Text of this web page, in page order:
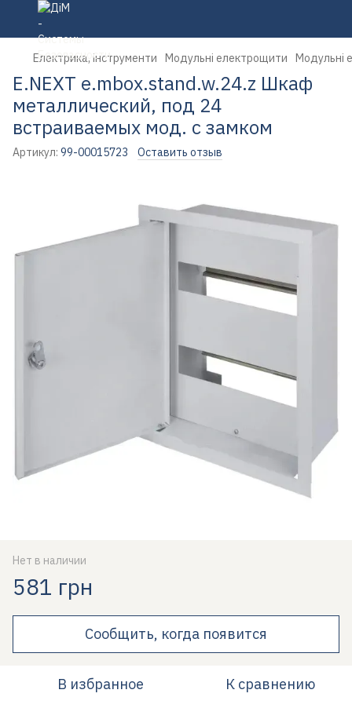
Електрика, інструменти Модульні електрощити Модульні
E.NEXT e.mbox.stand.w.24.z Шкаф
металлический, под 24
встраиваемых мод. с замком
Артикул: 99-00015723 Оставить отзыв
Нет в наличии
581 грн
Сообщить, когда появится
В избранное К сравнению